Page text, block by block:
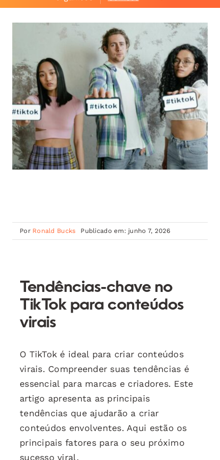
Por Ronald Bucks Publicado em: junho 7, 2026
Tendências-chave no
TikTok para conteúdos
virais
O TikTok é ideal para criar conteúdos
virais. Compreender suas tendências é
essencial para marcas e criadores. Este
artigo apresenta as principais
tendências que ajudarão a criar
conteúdos envolventes. Aqui estão os
principais fatores para o seu próximo
sucesso viral.